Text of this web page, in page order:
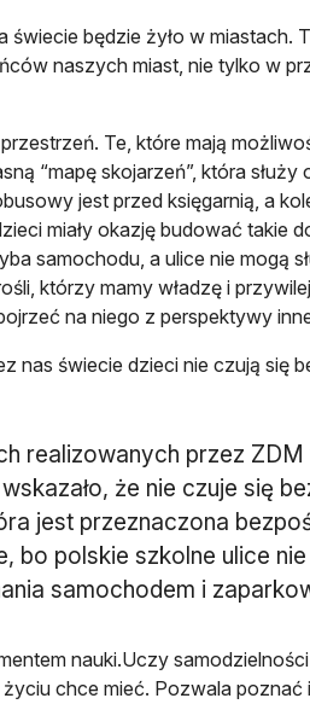
świecie będzie żyło w miastach.
naszych miast, nie tylko w
Te, które mają
“mapę skojarzeń”, która
jest przed księgarnią, a
miały okazję budować takie
samochodu, a ulice nie mogą
którzy mamy władzę i
na niego z perspektywy
nas świecie dzieci nie czują się
realizowanych przez
że nie czuje się
jest przeznaczona
bo polskie szkolne ulice nie
samochodem i
nauki.Uczy
chce mieć. Pozwala